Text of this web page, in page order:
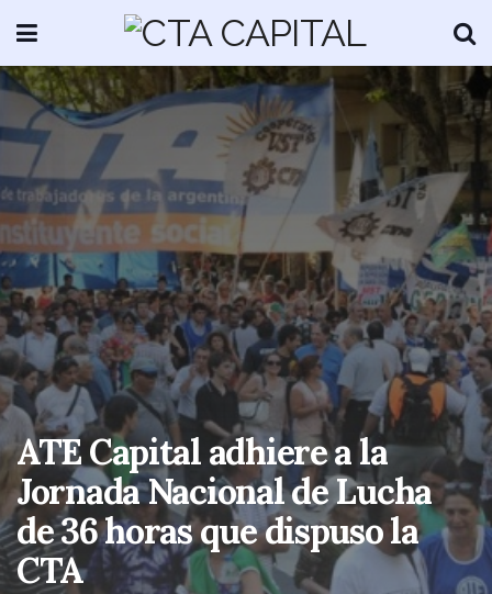
ATE Capital adhiere a la
Jornada Nacional de Lucha
de 36 horas que dispuso la
CTA